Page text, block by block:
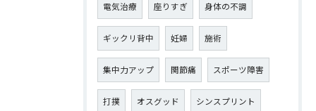
電気治療 座りすぎ 身体の不調
ギックリ背中 妊婦 施術
集中力アップ 関節痛 スポーツ障害
打撲 オスグッド シンスプリント